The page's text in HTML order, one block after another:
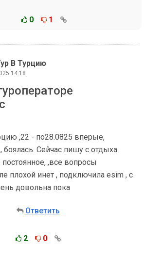
0 1
В Турцию
14:18
,22 - по28.0825 вперые,
боялась. Сейчас пишу с отдыха.
,все вопросы
плохой инет , подключила еsim , с
довольна пока
Ответить
2 0